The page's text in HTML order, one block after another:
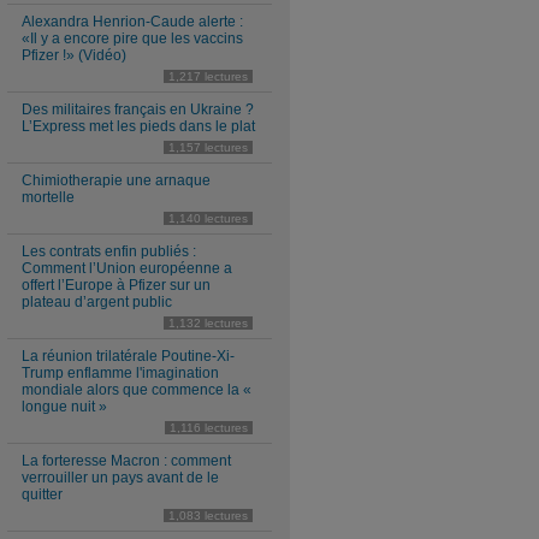
Alexandra Henrion-Caude alerte :
«Il y a encore pire que les vaccins
Pfizer !» (Vidéo)
1,217 lectures
Des militaires français en Ukraine ?
L’Express met les pieds dans le plat
1,157 lectures
Chimiotherapie une arnaque
mortelle
1,140 lectures
Les contrats enfin publiés :
Comment l’Union européenne a
offert l’Europe à Pfizer sur un
plateau d’argent public
1,132 lectures
La réunion trilatérale Poutine-Xi-
Trump enflamme l'imagination
mondiale alors que commence la «
longue nuit »
1,116 lectures
La forteresse Macron : comment
verrouiller un pays avant de le
quitter
1,083 lectures